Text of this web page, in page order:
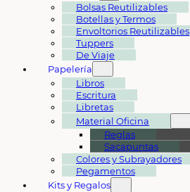
Bolsas Reutilizables
Botellas y Termos
Envoltorios Reutilizables
Tuppers
De Viaje
Papelería
Libros
Escritura
Libretas
Material Oficina
Reglas
Sacapuntas
Colores y Subrayadores
Pegamentos
Kits y Regalos